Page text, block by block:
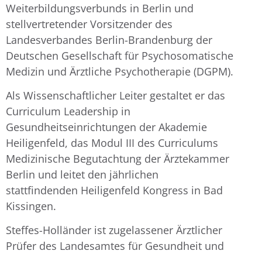
Weiterbildungsverbunds in Berlin und
stellvertretender Vorsitzender des
Landesverbandes Berlin-Brandenburg der
Deutschen Gesellschaft für Psychosomatische
Medizin und Ärztliche Psychotherapie (DGPM).
Als Wissenschaftlicher Leiter gestaltet er das
Curriculum Leadership in
Gesundheitseinrichtungen der Akademie
Heiligenfeld, das Modul III des Curriculums
Medizinische Begutachtung der Ärztekammer
Berlin und leitet den jährlichen
stattfindenden Heiligenfeld Kongress in Bad
Kissingen.
Steffes-Holländer ist zugelassener Ärztlicher
Prüfer des Landesamtes für Gesundheit und